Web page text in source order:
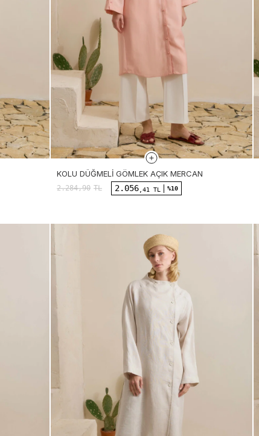
KOLU DÜĞMELI GÖMLEK AÇIK MERCAN
2.284,90 TL 2.056 ,41 TL %10